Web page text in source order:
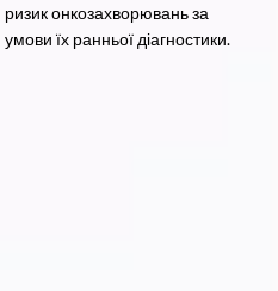
ризик онкозахворювань за
умови їх ранньої діагностики.